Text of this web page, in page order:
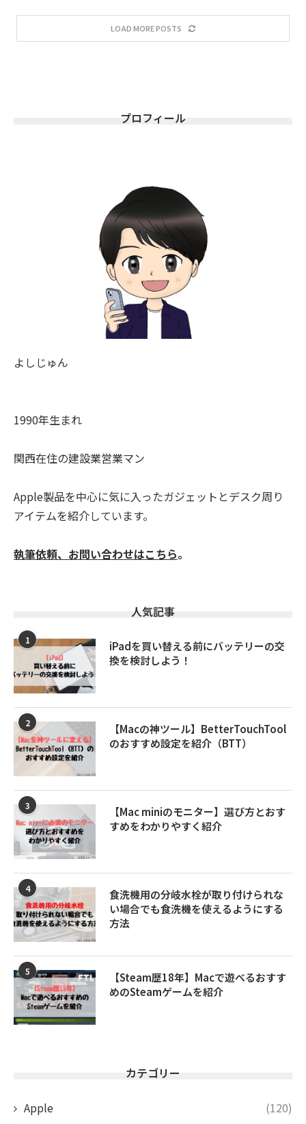
LOAD MORE POSTS
プロフィール
よしじゅん
1990年生まれ
関西在住の建設業営業マン
Apple製品を中心に気に入ったガジェットとデスク周り
アイテムを紹介しています。
執筆依頼、お問い合わせはこちら。
人気記事
1
iPadを買い替える前にバッテリーの交
換を検討しよう！
2
【Macの神ツール】BetterTouchTool
のおすすめ設定を紹介（BTT）
3
【Mac miniのモニター】選び方とおす
すめをわかりやすく紹介
4
食洗機用の分岐水栓が取り付けられな
い場合でも食洗機を使えるようにする
方法
5
【Steam歴18年】Macで遊べるおすす
めのSteamゲームを紹介
カテゴリー
Apple
(120)